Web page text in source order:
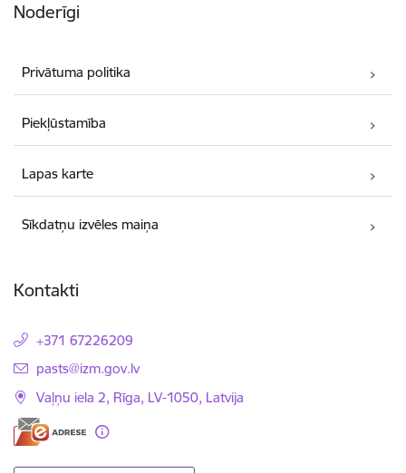
Noderīgi
Privātuma politika
Piekļūstamība
Lapas karte
Sīkdatņu izvēles maiņa
Kontakti
+371 67226209
E-pasts:
pasts@izm.gov.lv
Vaļņu iela 2, Rīga, LV-1050, Latvija